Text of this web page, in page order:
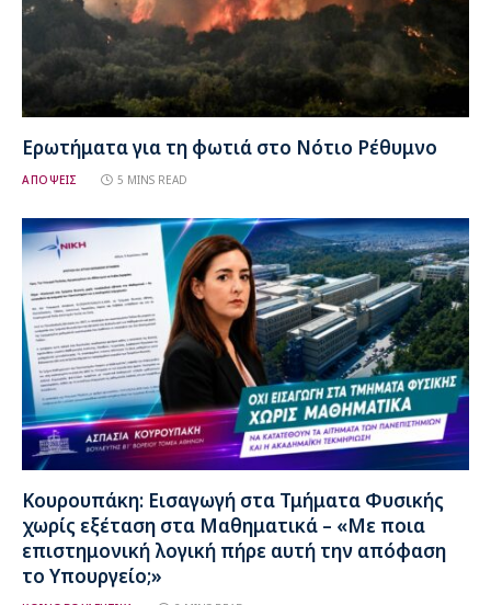
Ερωτήματα για τη φωτιά στο Νότιο Ρέθυμνο
ΑΠΟΨΕΙΣ 5 MINS READ
Κουρουπάκη: Εισαγωγή στα Τμήματα Φυσικής
χωρίς εξέταση στα Μαθηματικά – «Με ποια
επιστημονική λογική πήρε αυτή την απόφαση
το Υπουργείο;»